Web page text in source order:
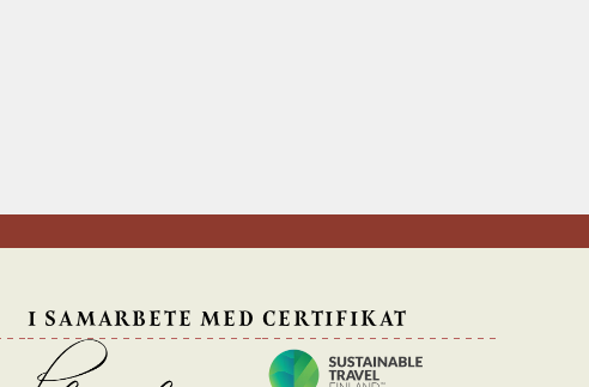
I SAMARBETE MED CERTIFIKAT